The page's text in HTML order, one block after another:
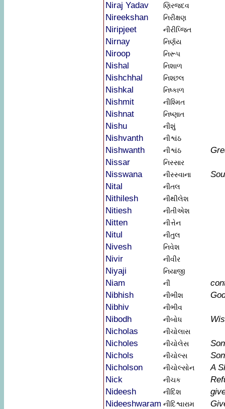
Niraj Yadav ણિરજદવ
Nireekshan નિરીક્ષણ
Niripjeet નીરીપ્જિત
Nirnay નિર્ણય
Niroop નિરૂપ
Nishal નિશાળ
Nishchhal નિશ્છલ
Nishkal નિષ્કાળ
Nishmit નીશ્મિત
Nishnat નિષ્ણાત
Nishu નીશું
Nishvanth નીશ્વંઠ
Nishwanth નીશ્વંઠ
Nissar
નિસ્સાર
Nisswana નીસ્સ્વાના
Nital
નીતલ
Nithilesh નીથીલેશ
Nitiesh નીતીએશ
Nitten નીત્તેન
Nitul નીતુલ
Nivesh નિવેશ
Nivir નીવીર
Niyaji નિયાજી
Niam નીં
Nibhish
નીભીશ
Nibhiv
નીભીવ
Nibodh નીબોધ
Nicholas
નીચોલાસ
Nicholes નીચોલેસ
Nichols
નીચોલ્સ
Nicholson
નીચોલ્સોન
A
Nick
નીચક
Nideesh
નીદિશ
Nideeshwaram નીદિશ્વારામ